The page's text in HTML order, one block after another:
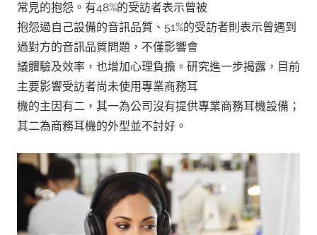
常見的抱怨。有48%的受訪者表示曾被
抱怨過自己設備的音訊品質、51%的受訪者則表示曾遇到
過對方的音訊品質問題，不僅影響會
議體驗及效率，也增加心理負擔。研究進一步揭露，目前
主要影響受訪者尚未使用專業商務耳
機的主因有二，其一為公司沒有提供專業商務耳機設備；
其二為商務耳機的外型並不討好。